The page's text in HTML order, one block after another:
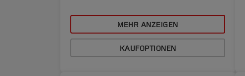
MEHR ANZEIGEN
KAUFOPTIONEN